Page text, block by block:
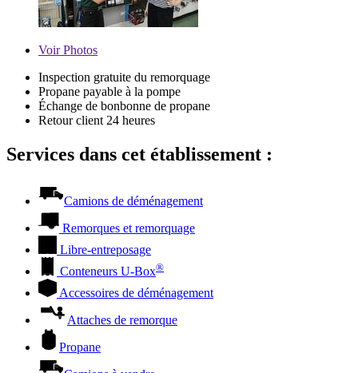
VoirPhotos
Inspection gratuite du remorquage
Propane payable à la pompe
Échange de bonbonne de propane
Retour client 24 heures
Services dans cet établissement :
Camions de déménagement
Remorques et remorquage
Libre-entreposage
Conteneurs U-Box®
Accessoires de déménagement
Attaches de remorque
Propane